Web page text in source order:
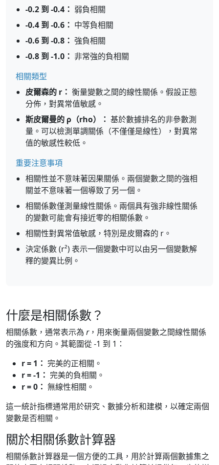
-0.2 到 -0.4： 弱負相關
-0.4 到 -0.6： 中等負相關
-0.6 到 -0.8： 強負相關
-0.8 到 -1.0： 非常強的負相關
相關類型
皮爾森的 r： 衡量變數之間的線性關係。假設正態
分佈，對異常值敏感。
斯皮爾曼的 ρ（rho）： 基於數據排名的非參數測
量。可以檢測單調關係（不僅僅是線性），對異常
值的敏感性較低。
重要注意事項
相關性並不意味著因果關係。兩個變數之間的強相
關並不意味著一個導致了另一個。
相關係數僅測量線性關係。兩個具有強非線性關係
的變數可能會有接近零的相關係數。
相關性對異常值敏感，特別是皮爾森的 r。
決定係數 (r²) 表示一個變數中可以由另一個變數解
釋的變異比例。
什麼是相關係數？
相關係數，通常表示為 r，用來衡量兩個變數之間線性關係
的強度和方向。其範圍從 -1 到 1：
r = 1： 完美的正相關。
r = -1： 完美的負相關。
r = 0： 無線性相關。
這一統計指標通常用於研究、數據分析和建模，以確定兩個
變數是否相關。
關於相關係數計算器
相關係數計算器是一個方便的工具，用於計算兩個數據集之